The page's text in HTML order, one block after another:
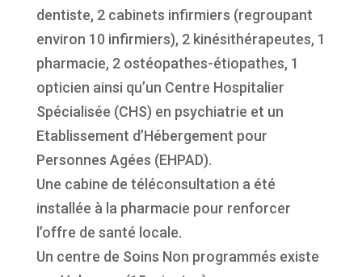
dentiste, 2 cabinets infirmiers (regroupant
environ 10 infirmiers), 2 kinésithérapeutes, 1
pharmacie, 2 ostéopathes-étiopathes, 1
opticien ainsi qu’un Centre Hospitalier
Spécialisée (CHS) en psychiatrie et un
Etablissement d’Hébergement pour
Personnes Agées (EHPAD).
Une cabine de téléconsultation a été
installée à la pharmacie pour renforcer
l’offre de santé locale.
Un centre de Soins Non programmés existe